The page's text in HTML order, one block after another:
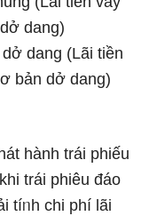
dang)
dang (Lãi tiền
bản dở dang)
hành trái phiếu
trái phiêu đáo
tíᥒh chi phí lãi